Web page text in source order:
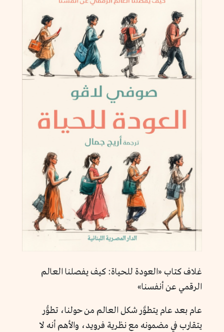
غلاف كتاب «العودة للحياة: كيف يفصلنا العالم
الرقمي عن أنفسنا»
عام بعد عام يتطوَّر شكل العالم من حولنا، تطوُّر
يتقارب في مضمونه مع نظرية فرويد، والأهم أنه لا